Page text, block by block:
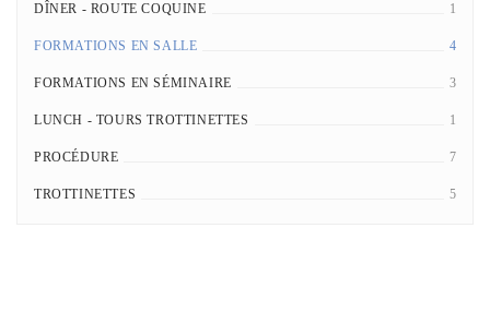
DÎNER - ROUTE COQUINE 1
FORMATIONS EN SALLE 4
FORMATIONS EN SÉMINAIRE 3
LUNCH - TOURS TROTTINETTES 1
PROCÉDURE 7
TROTTINETTES 5